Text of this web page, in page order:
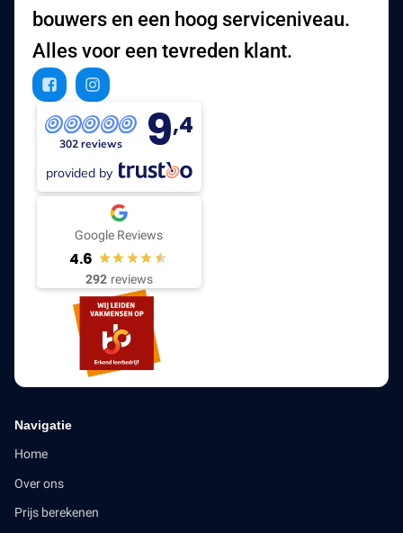
bouwers en een hoog serviceniveau.
Alles voor een tevreden klant.
302 reviews 9,4
provided by
Google Reviews
4.6
292 reviews
Navigatie
Home
Over ons
Prijs berekenen